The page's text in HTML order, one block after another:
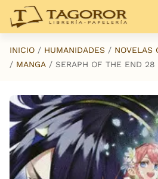
Saltar al contenido principal
INICIO HUMANIDADES
NOVELAS
MANGA
SERAPH OF THE END 28